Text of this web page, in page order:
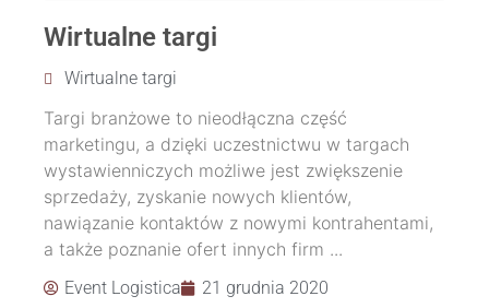
Wirtualne targi
Wirtualne targi
Targi branżowe to nieodłączna część
marketingu, a dzięki uczestnictwu w targach
wystawienniczych możliwe jest zwiększenie
sprzedaży, zyskanie nowych klientów,
nawiązanie kontaktów z nowymi kontrahentami,
a także poznanie ofert innych firm ...
Event Logistica 21 grudnia 2020